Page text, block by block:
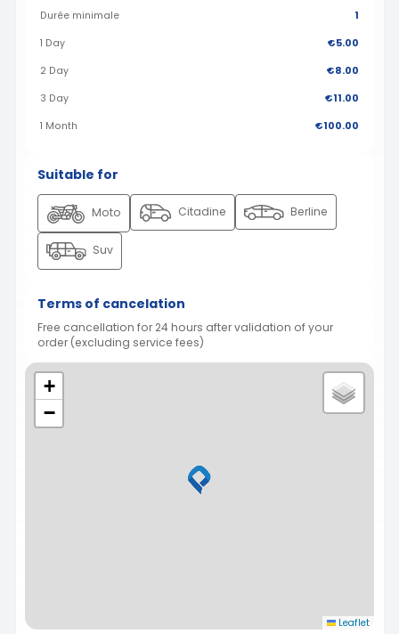
Durée minimale 1
1 Day €5.00
2 Day €8.00
3 Day €11.00
1 Month €100.00
Suitable for
Moto Citadine Berline
Suv
Terms of cancelation
Free cancellation for 24 hours after validation of your
order (excluding service fees)
+
−
Leaflet